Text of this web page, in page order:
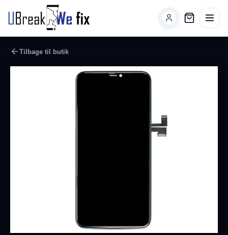
Tilbage til butik